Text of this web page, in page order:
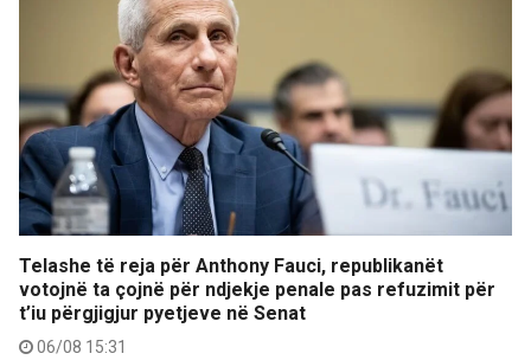
Telashe të reja për Anthony Fauci, republikanët
votojnë ta çojnë për ndjekje penale pas refuzimit për
t’iu përgjigjur pyetjeve në Senat
06/08 15:31